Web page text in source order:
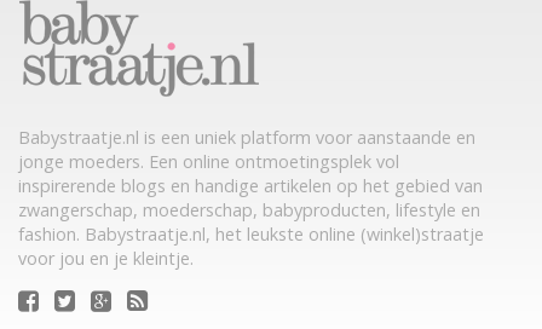
Babystraatje.nl is een uniek platform voor aanstaande en
jonge moeders. Een online ontmoetingsplek vol
inspirerende blogs en handige artikelen op het gebied van
zwangerschap, moederschap, babyproducten, lifestyle en
fashion. Babystraatje.nl, het leukste online (winkel)straatje
voor jou en je kleintje.